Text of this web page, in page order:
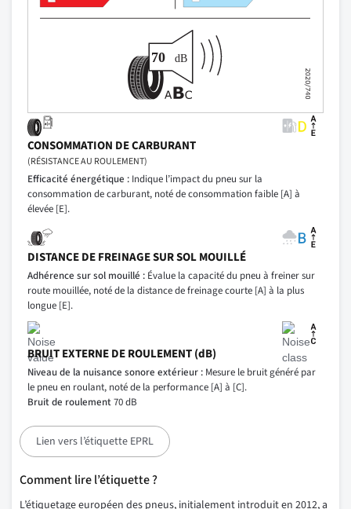
CONSOMMATION DE CARBURANT
(RÉSISTANCE AU ROULEMENT)
Efficacité énergétique : Indique l’impact du pneu sur la
consommation de carburant, noté de consommation faible [A] à
élevée [E].
DISTANCE DE FREINAGE SUR SOL MOUILLÉ
Adhérence sur sol mouillé : Évalue la capacité du pneu à freiner sur
route mouillée, noté de la distance de freinage courte [A] à la plus
longue [E].
BRUIT EXTERNE DE ROULEMENT (dB)
Niveau de la nuisance sonore extérieur : Mesure le bruit généré par
le pneu en roulant, noté de la performance [A] à [C].
Bruit de roulement70 dB
Lien vers l’étiquette EPRL
Comment lire l’étiquette ?
L’étiquetage européen des pneus, initialement introduit en 2012, a